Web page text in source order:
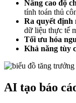
Nâng cao độ
tính toán thủ
Ra quyết định
dữ liệu thực tế
Tối ưu hóa
Khả năng tùy
AI tạo báo